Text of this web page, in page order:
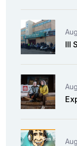
III